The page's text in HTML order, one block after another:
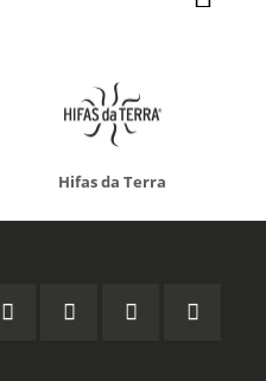
Hifas da Terra